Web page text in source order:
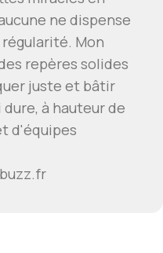
ne dispense
Mon
repères solides
juste et bâtir
à hauteur de
d'équipes